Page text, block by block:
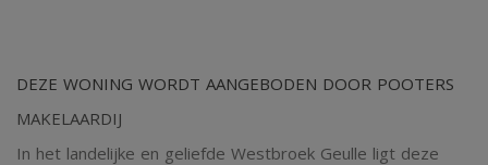
DEZE WONING WORDT AANGEBODEN DOOR POOTERS
MAKELAARDIJ
In het landelijke en geliefde Westbroek Geulle ligt deze